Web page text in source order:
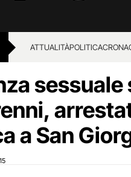
ATTUALITÀPOLITICA
a San